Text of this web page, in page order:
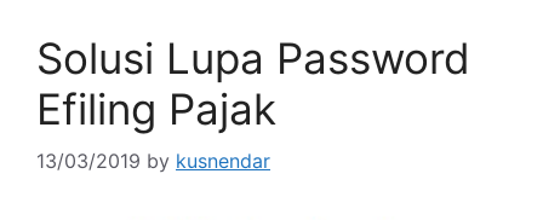
Solusi Lupa Password
Efiling Pajak
13/03/2019 by kusnendar